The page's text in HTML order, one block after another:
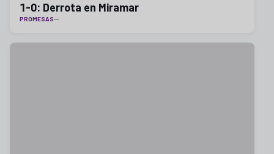
1-0: Derrota en Miramar
PROMESAS